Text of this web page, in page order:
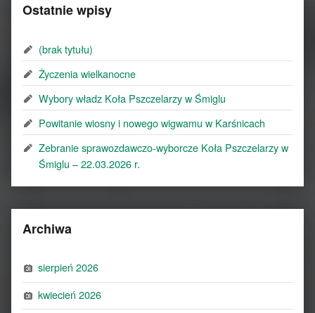
Ostatnie wpisy
(brak tytułu)
Życzenia wielkanocne
Wybory władz Koła Pszczelarzy w Śmiglu
Powitanie wiosny i nowego wigwamu w Karśnicach
Zebranie sprawozdawczo-wyborcze Koła Pszczelarzy w
Śmiglu – 22.03.2026 r.
Archiwa
sierpień 2026
kwiecień 2026